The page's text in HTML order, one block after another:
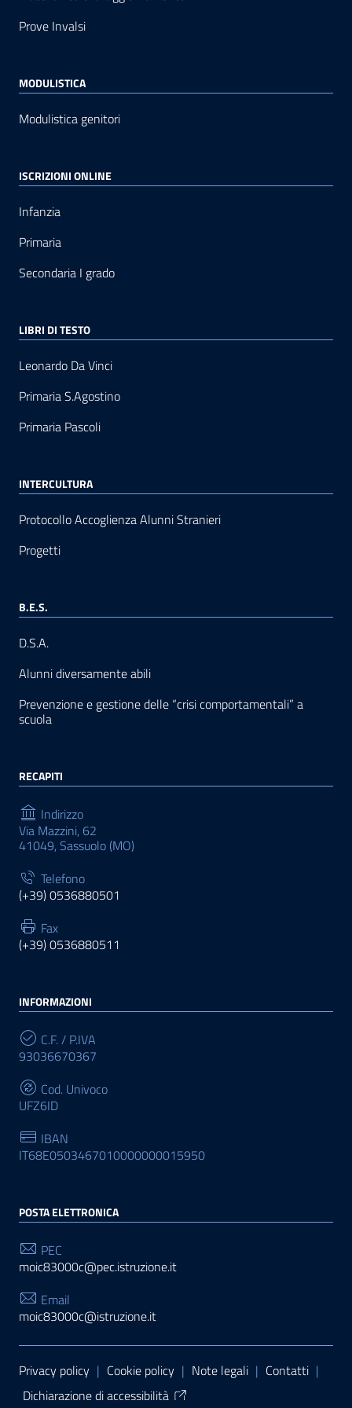
Prove Invalsi
MODULISTICA
Modulistica genitori
ISCRIZIONI ONLINE
Infanzia
Primaria
Secondaria I grado
LIBRI DI TESTO
Leonardo Da Vinci
Primaria S.Agostino
Primaria Pascoli
INTERCULTURA
Protocollo Accoglienza Alunni Stranieri
Progetti
B.E.S.
D.S.A.
Alunni diversamente abili
Prevenzione e gestione delle “crisi comportamentali” a
scuola
RECAPITI
Indirizzo
Via Mazzini, 62
41049, Sassuolo (MO)
Telefono
(+39) 0536880501
Fax
(+39) 0536880511
INFORMAZIONI
C.F. / P.IVA
93036670367
Cod. Univoco
UFZ6ID
IBAN
IT68E0503467010000000015950
POSTA ELETTRONICA
PEC
moic83000c@pec.istruzione.it
Email
moic83000c@istruzione.it
Sezione Link Utili
Privacy policy | Cookie policy | Note legali | Contatti |
Dichiarazione di accessibilità